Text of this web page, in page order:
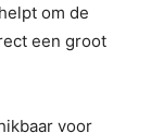
om de
een groot
voor